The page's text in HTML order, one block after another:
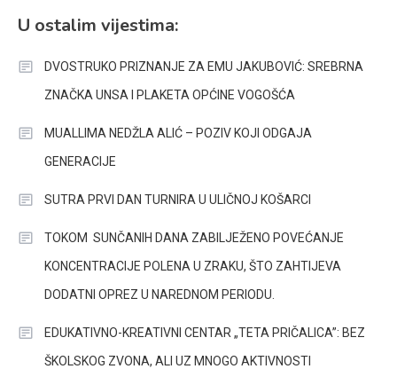
U ostalim vijestima:
DVOSTRUKO PRIZNANJE ZA EMU JAKUBOVIĆ: SREBRNA
ZNAČKA UNSA I PLAKETA OPĆINE VOGOŠĆA
MUALLIMA NEDŽLA ALIĆ – POZIV KOJI ODGAJA
GENERACIJE
SUTRA PRVI DAN TURNIRA U ULIČNOJ KOŠARCI
TOKOM SUNČANIH DANA ZABILJEŽENO POVEĆANJE
KONCENTRACIJE POLENA U ZRAKU, ŠTO ZAHTIJEVA
DODATNI OPREZ U NAREDNOM PERIODU.
EDUKATIVNO-KREATIVNI CENTAR „TETA PRIČALICA”: BEZ
ŠKOLSKOG ZVONA, ALI UZ MNOGO AKTIVNOSTI